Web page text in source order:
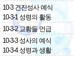
10-3 견진성사 예식
10-3-1 성령의 활동
10-3-2 교황들 언급
10-3-3 성사의 예식
10-3-4 성령과 생활